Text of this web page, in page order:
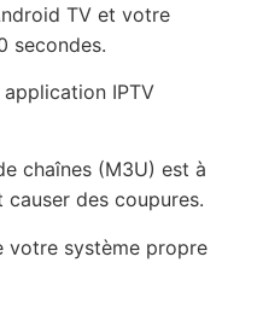
TV et votre
secondes.
IPTV
chaînes (M3U) est à
causer des coupures.
votre système propre